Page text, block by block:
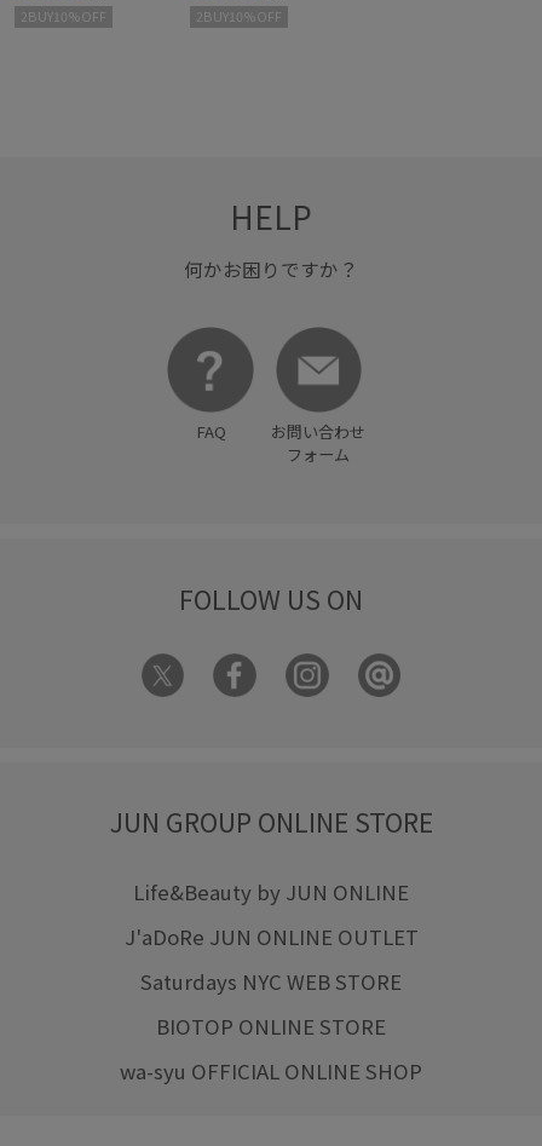
2BUY10%OFF 2BUY10%OFF
HELP
何かお困りですか？
FAQ
お問い合わせ
フォーム
FOLLOW US ON
JUN GROUP ONLINE STORE
Life&Beauty by JUN ONLINE
J'aDoRe JUN ONLINE OUTLET
Saturdays NYC WEB STORE
BIOTOP ONLINE STORE
wa-syu OFFICIAL ONLINE SHOP